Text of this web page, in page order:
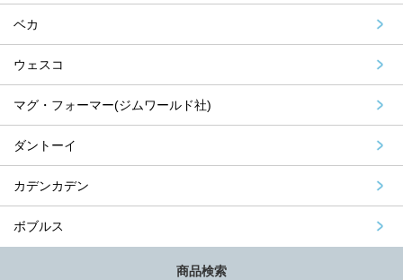
ベカ
ウェスコ
マグ・フォーマー(ジムワールド社)
ダントーイ
カデンカデン
ボブルス
商品検索